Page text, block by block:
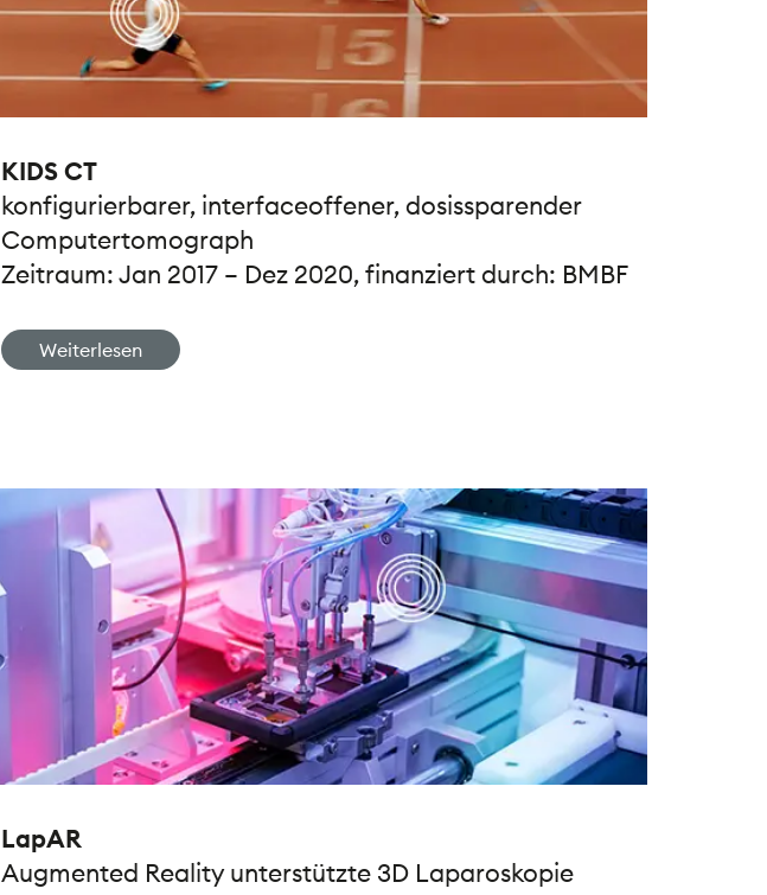
KIDS CT
konfigurierbarer, interfaceoffener, dosissparender
Computertomograph
Zeitraum: Jan 2017 – Dez 2020, finanziert durch: BMBF
Weiterlesen
LapAR
Augmented Reality unterstützte 3D Laparoskopie